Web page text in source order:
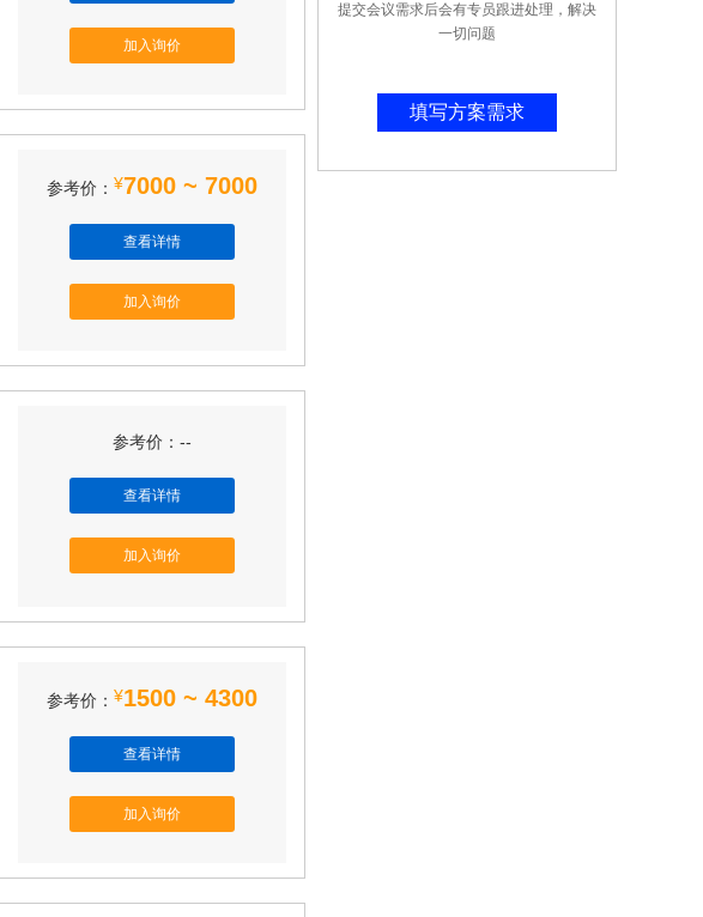
加入询价
参考价： ¥7000 ~ 7000
查看详情
加入询价
参考价：--
查看详情
加入询价
参考价： ¥1500 ~ 4300
查看详情
加入询价
提交会议需求后会有专员跟进处理，解决
一切问题
填写方案需求